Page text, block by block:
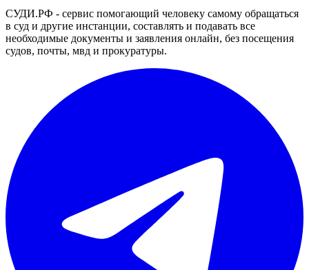
СУДИ.РФ - сервис помогающий человеку самому обращаться
в суд и другие инстанции, составлять и подавать все
необходимые документы и заявления онлайн, без посещения
судов, почты, мвд и прокуратуры.